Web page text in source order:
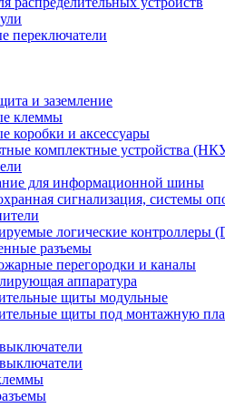
переключатели
и заземление
клеммы
коробки и аксессуары
комплектные устройства
для информационной шины
сигнализация, системы
логические контроллеры
разъемы
перегородки и каналы
аппаратура
щиты модульные
щиты под монтажную